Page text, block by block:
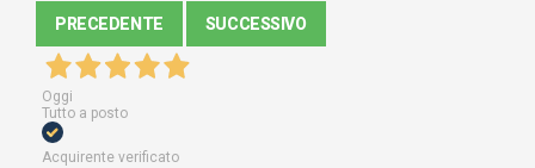
PRECEDENTE SUCCESSIVO
Oggi
Tutto a posto
Acquirente verificato